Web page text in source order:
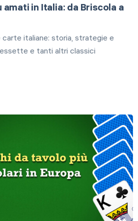
in Italia: da Briscola a
italiane: storia, strategie e
e tanti altri classici